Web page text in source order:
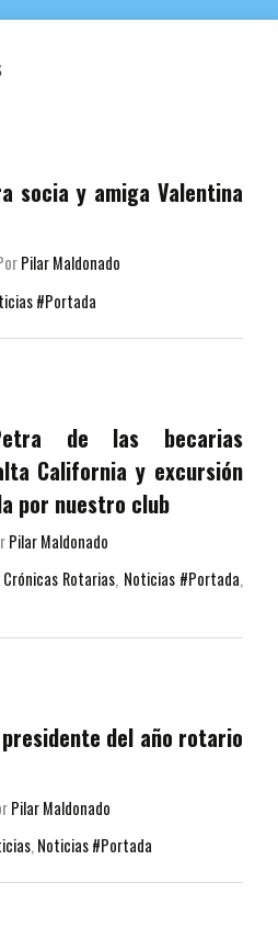
socia y amiga Valentina
Pilar Maldonado
#Portada
de las becarias
California y excursión
por nuestro club
Pilar Maldonado
Rotarias, Noticias #Portada,
presidente del año rotario
Pilar Maldonado
, Noticias #Portada